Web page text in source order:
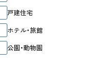
戸建住宅
ホテル・旅館
公園・動物園